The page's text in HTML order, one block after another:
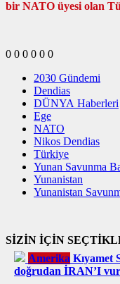
bir NATO üyesi olan
0 0 0 0 0 0
2030 Gündemi
Dendias
DÜNYA Haberleri
Ege
NATO
Nikos Dendias
Türkiye
Yunan Savunma
Yunanistan
Yunanistan
SİZİN İÇİN
Amerika Kıyamet
doğrudan İRAN’I